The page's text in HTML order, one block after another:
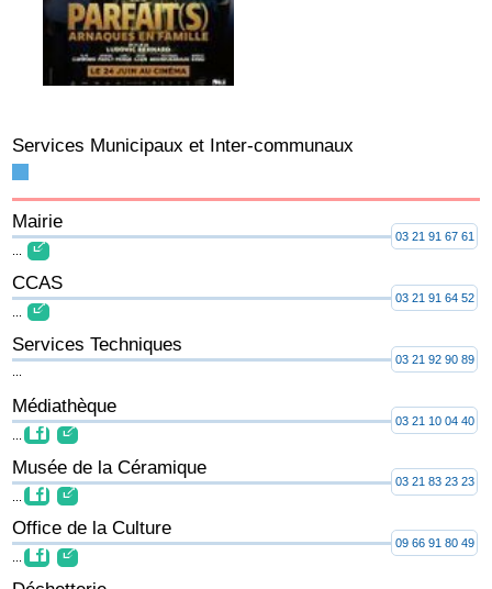
Services Municipaux et Inter-communaux
Mairie
03 21 91 67 61
CCAS
03 21 91 64 52
Services Techniques
03 21 92 90 89
Médiathèque
03 21 10 04 40
Musée de la Céramique
03 21 83 23 23
Office de la Culture
09 66 91 80 49